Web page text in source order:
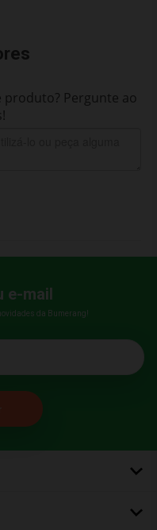
Pergunte ao
e-mail
da Bumerang!